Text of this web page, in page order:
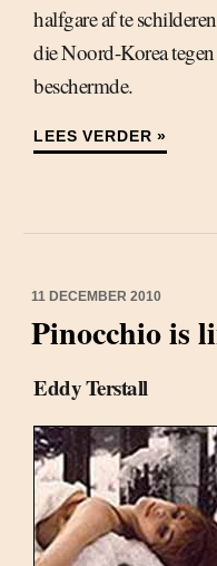
halfgare af te
die Noord-Korea
beschermde.
LEES VERDER »
11 DECEMBER 2010
Pinocchio is
Eddy Terstall